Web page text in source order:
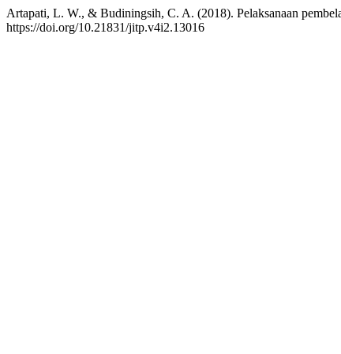
Artapati, L. W., & Budiningsih, C. A. (2018). Pelaksanaan
https://doi.org/10.21831/jitp.v4i2.13016